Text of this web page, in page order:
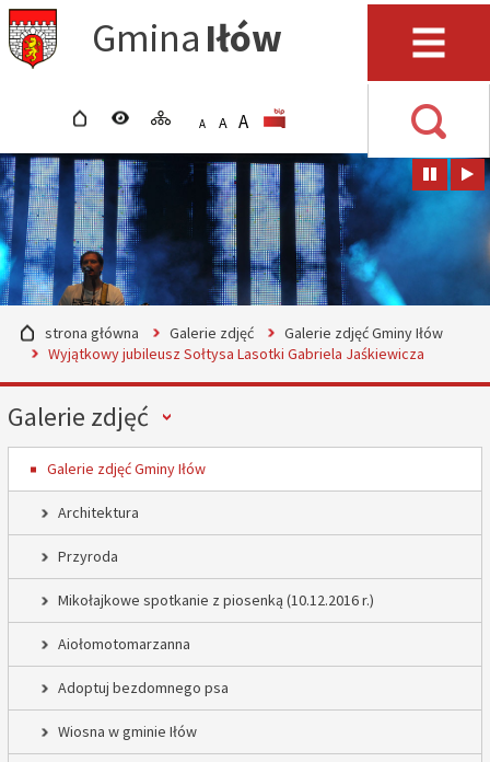
Przejdź do głównego
menu
Przejdź do treści
Przejdź do wyszukiwarki
Przejdź do mapy serwisu
Gmina Iłów Menu
strona głównawersja kontrastowa
mapa serwisu
APOMNIEJSZ CZCIONKĘ
A STANDARDOWY ROZMIAR
A POWIĘKSZ CZCIONKĘ
rozmiar czcionki
strona główna Galerie zdjęć
Galerie zdjęć Gminy Iłów
Wyjątkowy jubileusz Sołtysa Lasotki Gabriela Jaśkiewicza
Menu
Galerie zdjęć
Galerie zdjęć Gminy Iłów
Architektura
Przyroda
Mikołajkowe spotkanie z piosenką (10.12.2016 r.)
Aiołomotomarzanna
Adoptuj bezdomnego psa
Wiosna w gminie Iłów